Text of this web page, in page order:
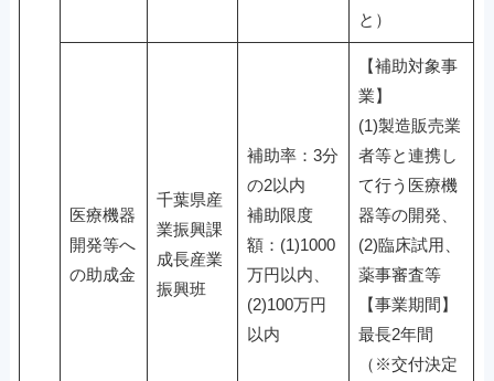
と）
医療機器
開発等へ
の助成金
千葉県産
業振興課
成長産業
振興班
補助率：3分
の2以内
補助限度
額：(1)1000
万円以内、
(2)100万円
以内
【補助対象事
業】
(1)製造販売業
者等と連携し
て行う医療機
器等の開発、
(2)臨床試用、
薬事審査等
【事業期間】
最長2年間
（※交付決定